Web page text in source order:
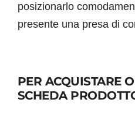
posizionarlo
presente una presa di
PER ACQUISTARE
SCHEDA